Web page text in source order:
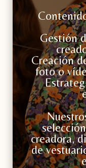
Gestión
Creación
foto o
creadora,
de